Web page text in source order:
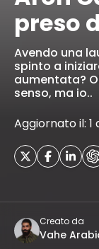
preso
Avendo una
spinto a
aumentata?
senso, ma io..
Aggiornato il:
Creato da
Vahe